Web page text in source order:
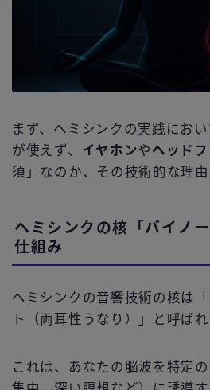
まず、ヘミシンクの実践にお
が使えず、 イヤホンや ヘッド
須」なのか、その技術的な理由
ヘミシンクの核「バイノ
仕組み
ヘミシンクの音響技術の核は
ト（両耳性うなり）」と呼ば
これは、あなたの脳波を特定